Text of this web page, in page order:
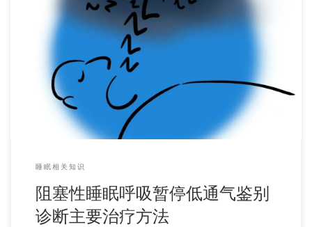
八、主要治疗方法 1．病因治疗：针对引起或加重阻塞性睡眠
呼吸暂停低通气综合征（OSAHS）的基础疾病 […]
睡眠相关知识
阻塞性睡眠呼吸暂停低通气鉴别
诊断主要治疗方法